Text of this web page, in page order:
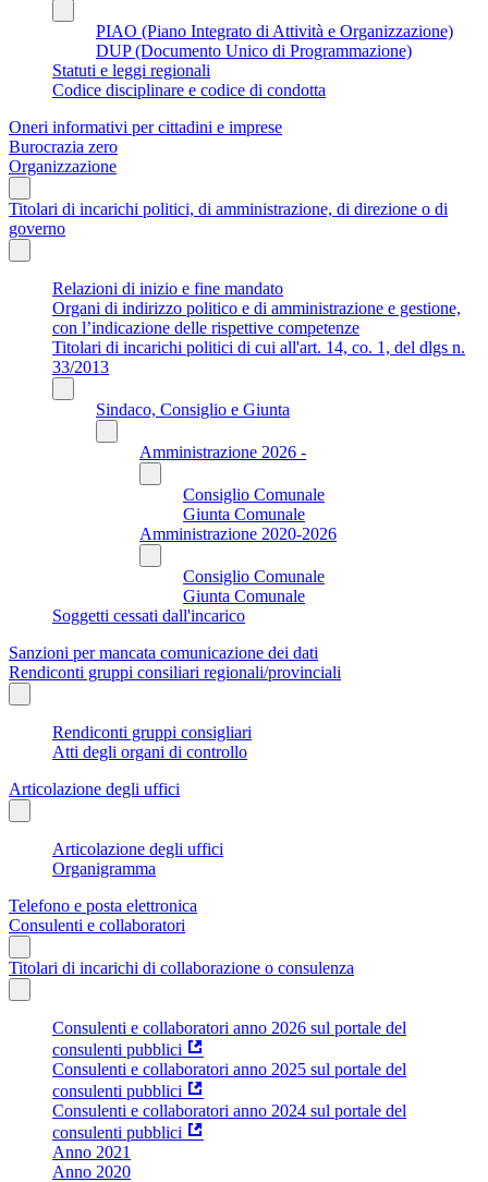
PIAO (Piano Integrato di Attività e Organizzazione)
DUP (Documento Unico di Programmazione)
Statuti e leggi regionali
Codice disciplinare e codice di condotta
Oneri informativi per cittadini e imprese
Burocrazia zero
Organizzazione
Titolari di incarichi politici, di amministrazione, di direzione o di
governo
Relazioni di inizio e fine mandato
Organi di indirizzo politico e di amministrazione e gestione,
con l’indicazione delle rispettive competenze
Titolari di incarichi politici di cui all'art. 14, co. 1, del dlgs n.
33/2013
Sindaco, Consiglio e Giunta
Amministrazione 2026 -
Consiglio Comunale
Giunta Comunale
Amministrazione 2020-2026
Consiglio Comunale
Giunta Comunale
Soggetti cessati dall'incarico
Sanzioni per mancata comunicazione dei dati
Rendiconti gruppi consiliari regionali/provinciali
Rendiconti gruppi consigliari
Atti degli organi di controllo
Articolazione degli uffici
Articolazione degli uffici
Organigramma
Telefono e posta elettronica
Consulenti e collaboratori
Titolari di incarichi di collaborazione o consulenza
Consulenti e collaboratori anno 2026 sul portale del
consulenti pubblici
Consulenti e collaboratori anno 2025 sul portale del
consulenti pubblici
Consulenti e collaboratori anno 2024 sul portale del
consulenti pubblici
Anno 2021
Anno 2020